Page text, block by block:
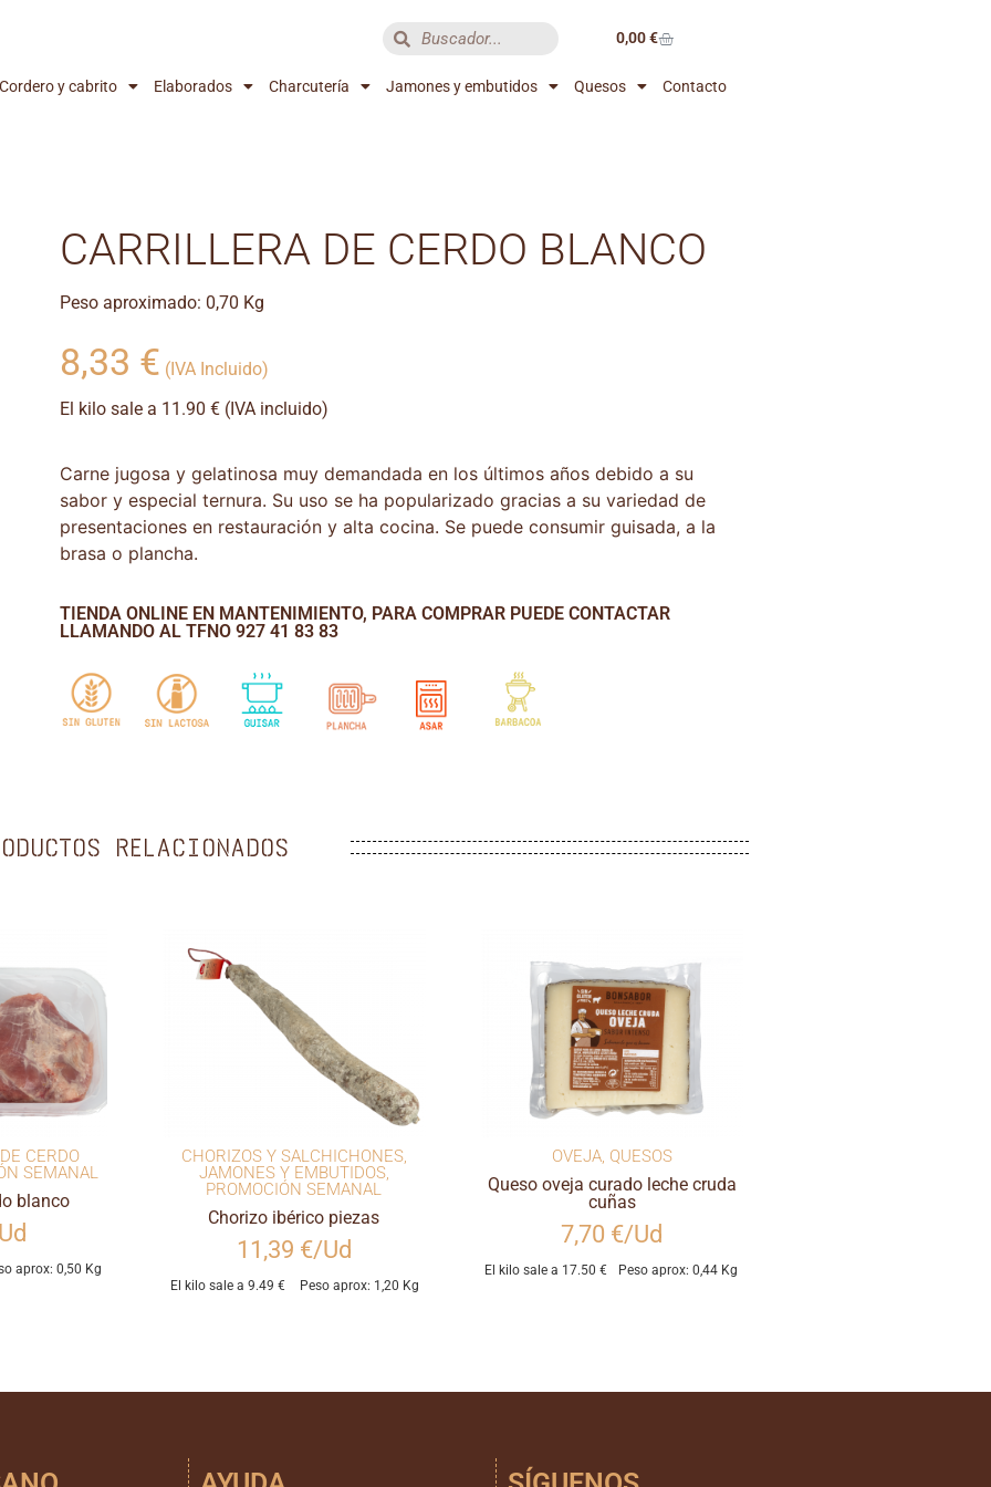
0,00€
Cordero y cabrito Elaborados Charcutería Jamones y embutidos Quesos Contacto
CARRILLERA DE CERDO BLANCO
Peso aproximado: 0,70 Kg
8,33 € (IVA Incluido)
El kilo sale a 11.90 € (IVA incluido)
Carne jugosa y gelatinosa muy demandada en los últimos años debido a su
sabor y especial ternura. Su uso se ha popularizado gracias a su variedad de
presentaciones en restauración y alta cocina. Se puede consumir guisada, a la
brasa o plancha.
TIENDA ONLINE EN MANTENIMIENTO, PARA COMPRAR PUEDE CONTACTAR
LLAMANDO AL TFNO 927 41 83 83
RELACIONADOS
CERDO
SEMANAL
blanco
aprox: 0,50 Kg
CHORIZOS Y SALCHICHONES,
JAMONES Y EMBUTIDOS,
PROMOCIÓN SEMANAL
Chorizo ibérico piezas
11,39 €/Ud
El kilo sale a 9.49 € Peso aprox: 1,20 Kg
OVEJA, QUESOS
Queso oveja curado leche cruda
cuñas
7,70 €/Ud
El kilo sale a 17.50 € Peso aprox: 0,44 Kg